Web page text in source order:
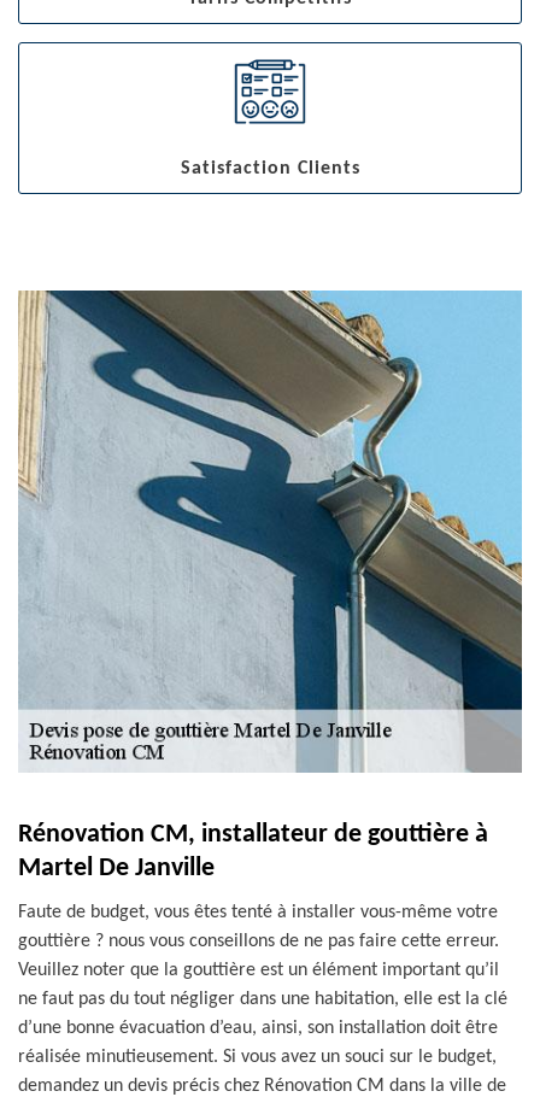
Satisfaction Clients
Rénovation CM, installateur de gouttière à
Martel De Janville
Faute de budget, vous êtes tenté à installer vous-même votre
gouttière ? nous vous conseillons de ne pas faire cette erreur.
Veuillez noter que la gouttière est un élément important qu’il
ne faut pas du tout négliger dans une habitation, elle est la clé
d’une bonne évacuation d’eau, ainsi, son installation doit être
réalisée minutieusement. Si vous avez un souci sur le budget,
demandez un devis précis chez Rénovation CM dans la ville de